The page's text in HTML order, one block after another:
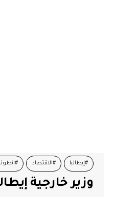
#إيطاليا #الاقتصاد
#مساعدة تونس
وزير خارجية